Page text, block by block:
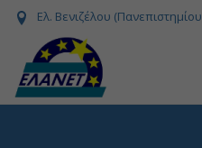
Ελ. Βενιζέλου